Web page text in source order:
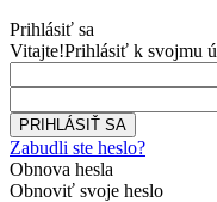
Prihlásiť sa
Vitajte!Prihlásiť k svojmu
Zabudli ste heslo?
Obnova hesla
Obnoviť svoje heslo